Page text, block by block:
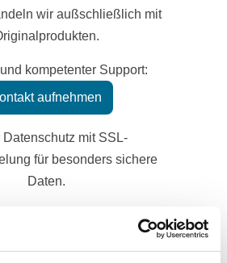
wir außschließlich mit
kompetenter Support:
aufnehmen
Datenschutz mit SSL-
für besonders sichere
Daten.